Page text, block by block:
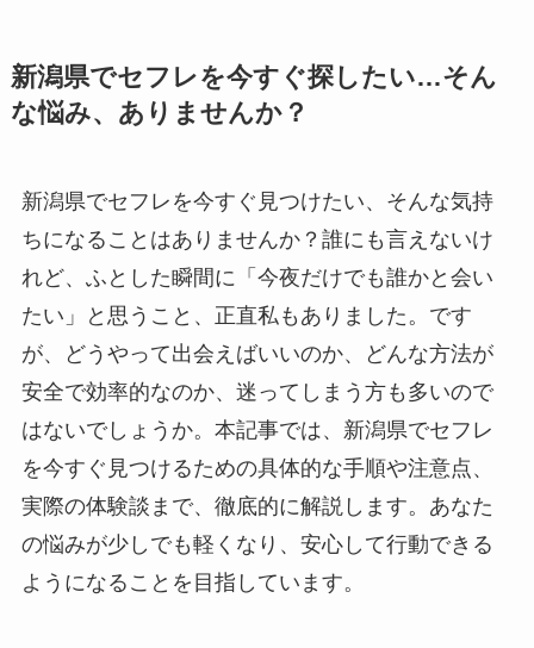
新潟県でセフレを今すぐ探したい…そん
な悩み、ありませんか？
新潟県でセフレを今すぐ見つけたい、そんな気持
ちになることはありませんか？誰にも言えないけ
れど、ふとした瞬間に「今夜だけでも誰かと会い
たい」と思うこと、正直私もありました。です
が、どうやって出会えばいいのか、どんな方法が
安全で効率的なのか、迷ってしまう方も多いので
はないでしょうか。本記事では、新潟県でセフレ
を今すぐ見つけるための具体的な手順や注意点、
実際の体験談まで、徹底的に解説します。あなた
の悩みが少しでも軽くなり、安心して行動できる
ようになることを目指しています。